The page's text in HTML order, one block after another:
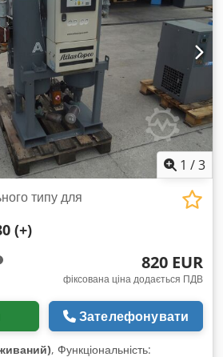
Ціна брутто: 117 465 злотих.
Нижче наведено посилання на
1 /3
типу для
(+)
820 EUR
фіксована ціна додається ПДВ
Зателефонувати
, Функціональність: